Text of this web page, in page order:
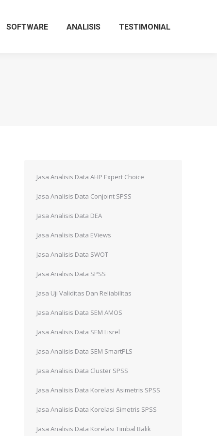
SOFTWARE ANALISIS TESTIMONIAL
Jasa Analisis Data AHP Expert Choice
Jasa Analisis Data Conjoint SPSS
Jasa Analisis Data DEA
Jasa Analisis Data EViews
Jasa Analisis Data SWOT
Jasa Analisis Data SPSS
Jasa Uji Validitas Dan Reliabilitas
Jasa Analisis Data SEM AMOS
Jasa Analisis Data SEM Lisrel
Jasa Analisis Data SEM SmartPLS
Jasa Analisis Data Cluster SPSS
Jasa Analisis Data Korelasi Asimetris SPSS
Jasa Analisis Data Korelasi Simetris SPSS
Jasa Analisis Data Korelasi Timbal Balik